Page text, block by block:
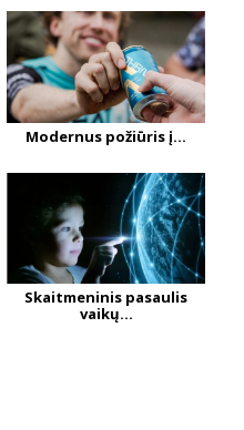
Modernus požiūris į...
Skaitmeninis pasaulis
vaikų...